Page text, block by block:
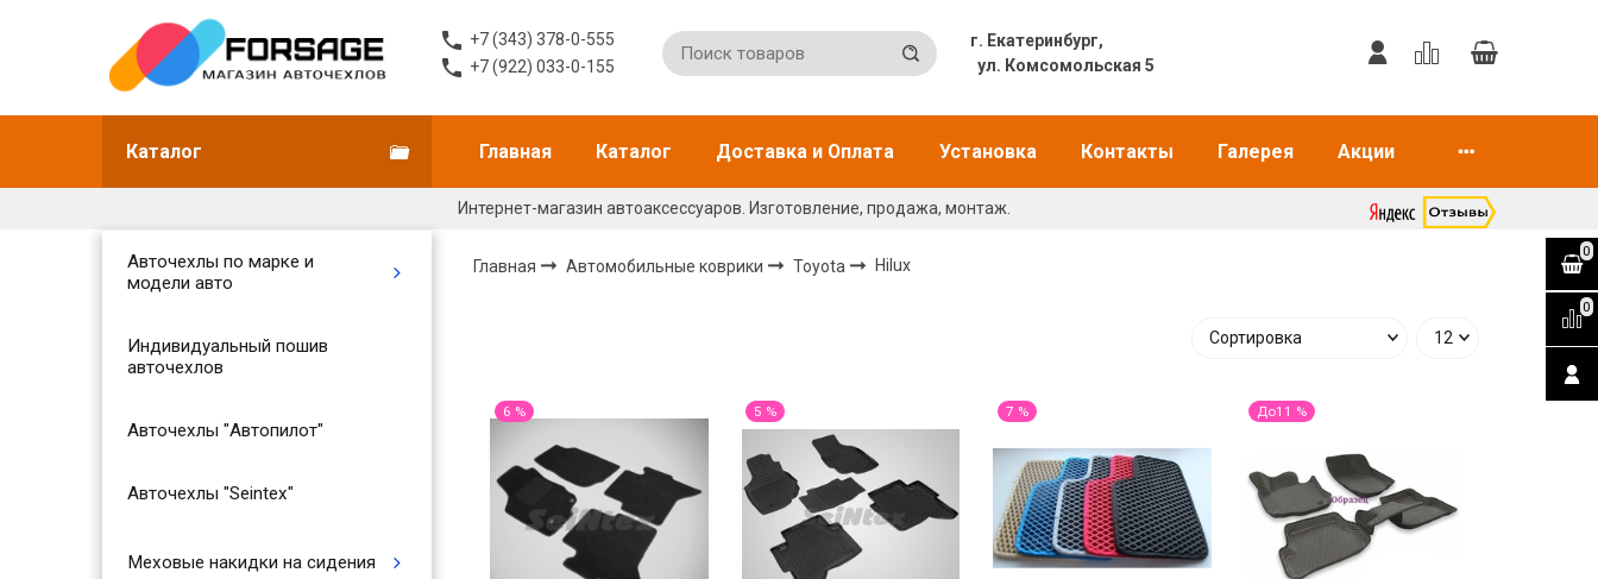
г. Екатеринбург,
ул. Комсомольская 5
+7 (343) 378-0-555
+7 (922) 033-0-155
Каталог Главная Каталог Доставка и Оплата Установка Контакты Галерея Акции
Интернет-магазин автоаксессуаров. Изготовление, продажа, монтаж.
Авточехлы по марке и
модели авто
Индивидуальный пошив
авточехлов
Авточехлы "Автопилот"
Авточехлы "Seintex"
Меховые накидки на сидения
Главная Автомобильные коврики Toyota Hilux
6 % 5 % 7 % До11 %
0
0